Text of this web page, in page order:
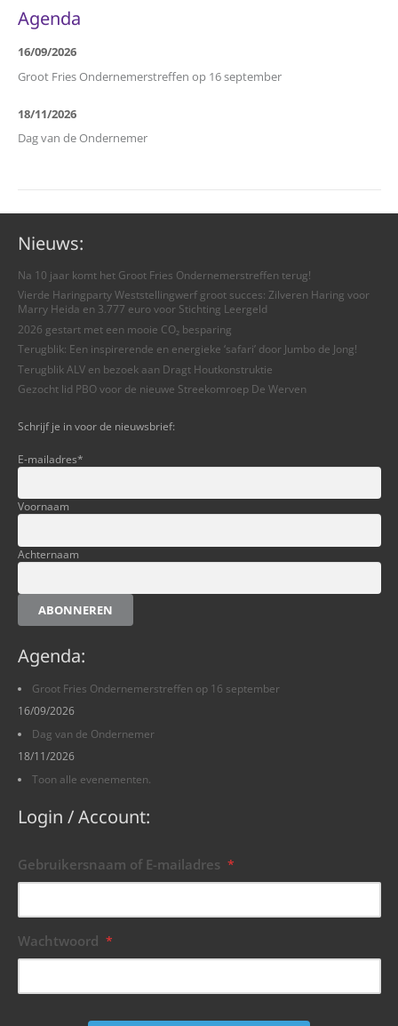
Agenda
16/09/2026
Groot Fries Ondernemerstreffen op 16 september
18/11/2026
Dag van de Ondernemer
Nieuws:
Na 10 jaar komt het Groot Fries Ondernemerstreffen terug!
Vierde Haringparty Weststellingwerf groot succes: Zilveren Haring voor
Marry Heida en 3.777 euro voor Stichting Leergeld
2026 gestart met een mooie CO₂ besparing
Terugblik: Een inspirerende en energieke ‘safari’ door Jumbo de Jong!
Terugblik ALV en bezoek aan Dragt Houtkonstruktie
Gezocht lid PBO voor de nieuwe Streekomroep De Werven
Schrijf je in voor de nieuwsbrief:
E-mailadres*
Voornaam
Achternaam
ABONNEREN
Agenda:
Groot Fries Ondernemerstreffen op 16 september
16/09/2026
Dag van de Ondernemer
18/11/2026
Toon alle evenementen.
Login / Account:
Gebruikersnaam of E-mailadres *
Wachtwoord *